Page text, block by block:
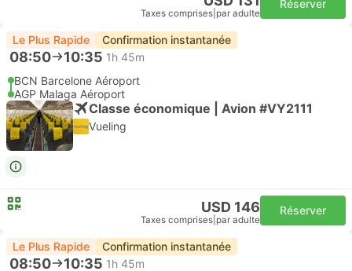
Taxes comprises par adulte
Réserver
Le Plus Rapide Confirmation instantanée
08:50 10:35 1h 45m
BCN Barcelone Aéroport
AGP Malaga Aéroport
Classe économique | Avion #VY2111
Vueling
USD 146
Taxes comprises par adulte
Réserver
Le Plus Rapide Confirmation instantanée
08:50 10:35 1h 45m